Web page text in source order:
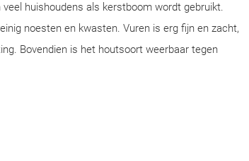
huishoudens als kerstboom wordt gebruikt.
noesten en kwasten. Vuren is erg fijn en zacht,
Bovendien is het houtsoort weerbaar tegen